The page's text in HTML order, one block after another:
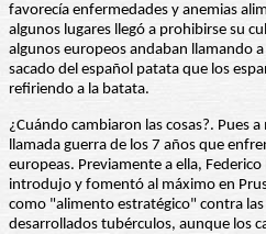
favorecía enfermedades y anemias
algunos lugares llegó a prohibirse su
algunos europeos andaban llamando
sacado del español patata que los
refiriendo a la batata.
¿Cuándo cambiaron las cosas?. Pues
llamada guerra de los 7 años que
europeas. Previamente a ella,
introdujo y fomentó al máximo en
como "alimento estratégico" contra
desarrollados tubérculos, aunque los